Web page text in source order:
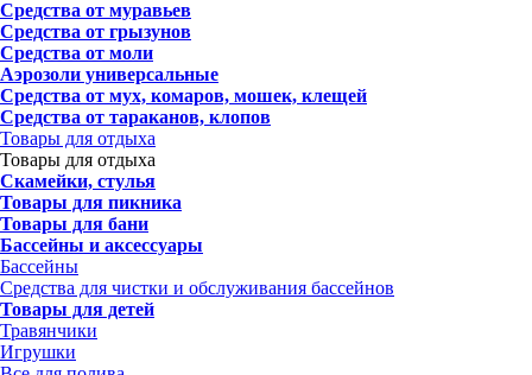
Средства от муравьев
Средства от грызунов
Средства от моли
Аэрозоли универсальные
Средства от мух, комаров, мошек, клещей
Средства от тараканов, клопов
Товары для отдыха
Товары для отдыха
Скамейки, стулья
Товары для пикника
Товары для бани
Бассейны и аксессуары
Бассейны
Средства для чистки и обслуживания бассейнов
Товары для детей
Травянчики
Игрушки